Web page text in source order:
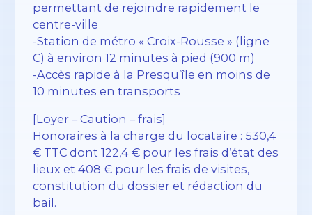
permettant de rejoindre rapidement le
centre-ville
-Station de métro « Croix-Rousse » (ligne
C) à environ 12 minutes à pied (900 m)
-Accès rapide à la Presqu’île en moins de
10 minutes en transports
[Loyer – Caution – frais]
Honoraires à la charge du locataire : 530,4
€ TTC dont 122,4 € pour les frais d’état des
lieux et 408 € pour les frais de visites,
constitution du dossier et rédaction du
bail.